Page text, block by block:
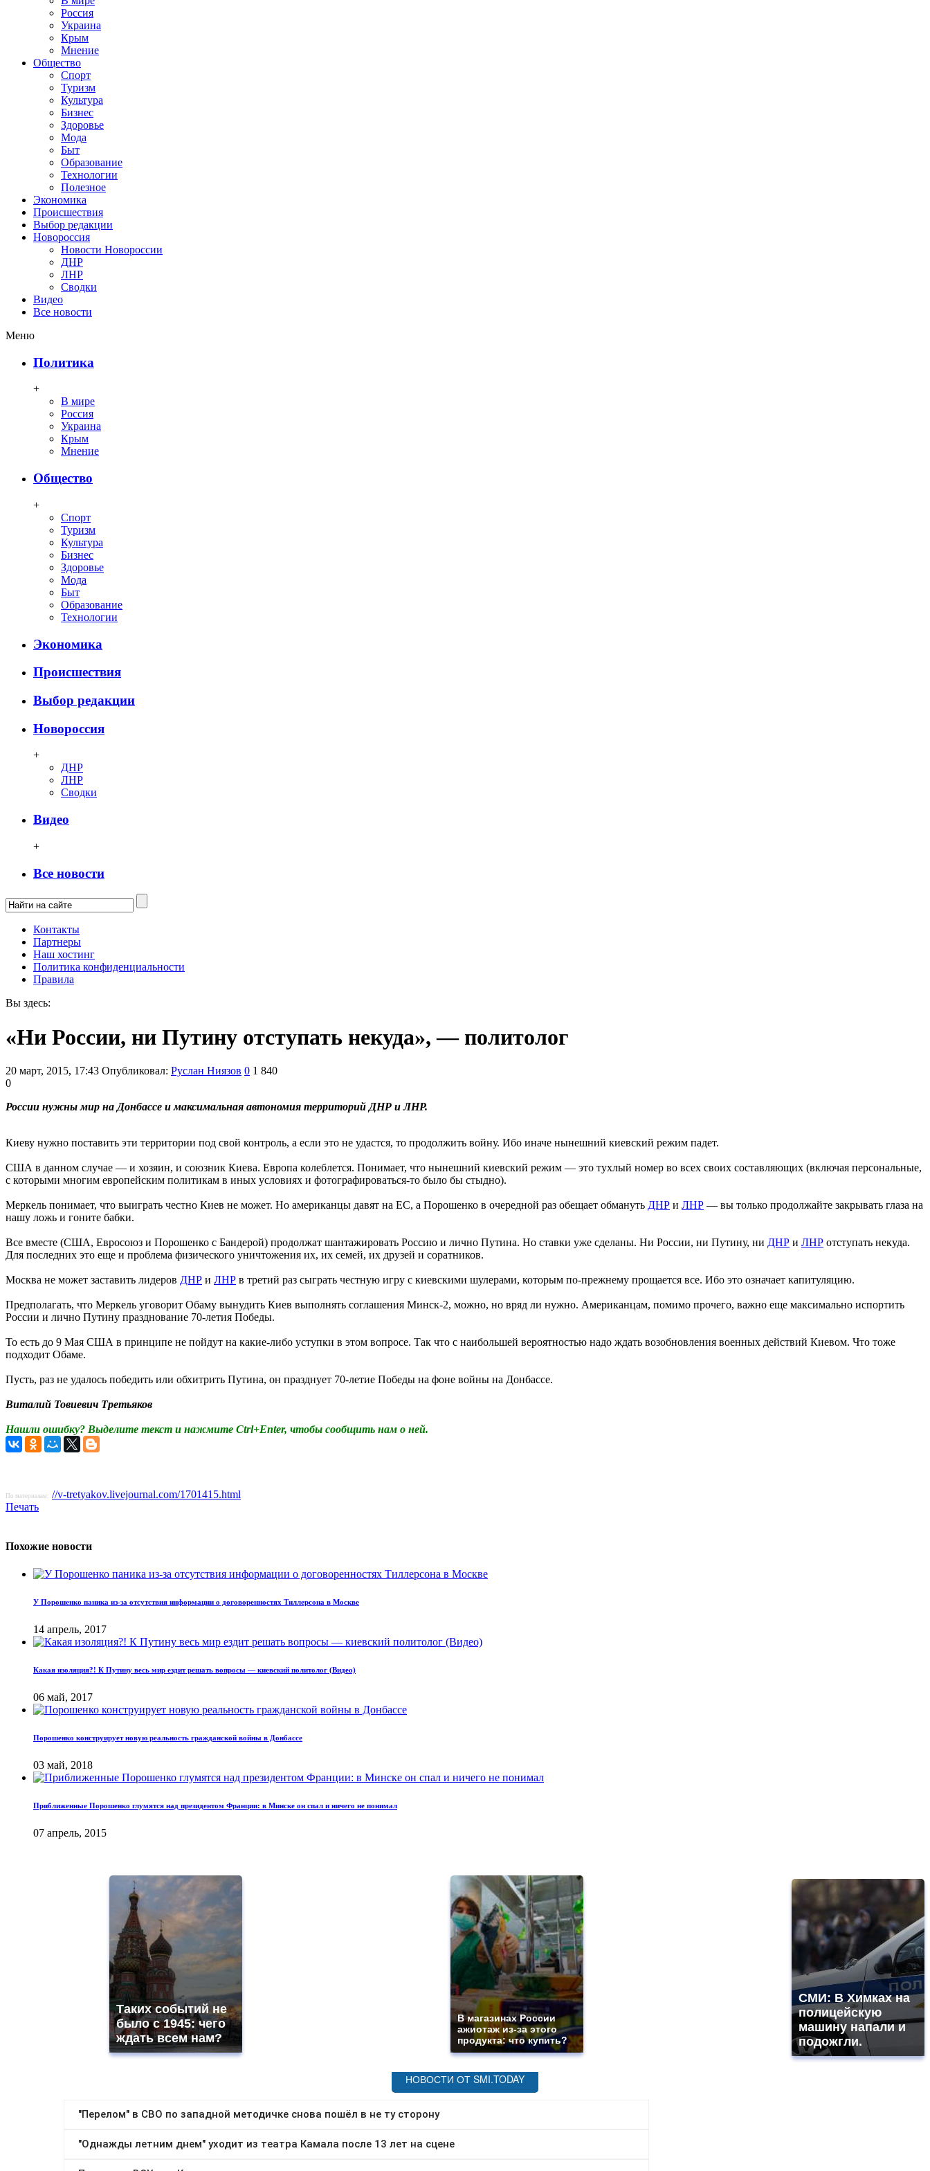
Россия
Украина
Крым
Мнение
Общество
Спорт
Туризм
Культура
Бизнес
Здоровье
Мода
Быт
Образование
Технологии
Полезное
Экономика
Происшествия
Выбор редакции
Новороссия
Новости Новороссии
ДНР
ЛНР
Сводки
Видео
Все новости
Меню
Политика
+
В мире
Россия
Украина
Крым
Мнение
Общество
+
Спорт
Туризм
Культура
Бизнес
Здоровье
Мода
Быт
Образование
Технологии
Экономика
Происшествия
Выбор редакции
Новороссия
+
ДНР
ЛНР
Сводки
Видео
+
Все новости
Контакты
Партнеры
Наш хостинг
Политика конфиденциальности
Правила
Вы здесь:
«Ни России, ни Путину отступать некуда», — политолог
20 март, 2015, 17:43 Опубликовал: Руслан Ниязов 0 1 840
0
России нужны мир на Донбассе и максимальная автономия территорий ДНР и ЛНР.
Киеву нужно поставить эти территории под свой контроль, а если это не удастся, то продолжить войну. Ибо иначе нынешний киевский режим падет.
США в данном случае — и хозяин, и союзник Киева. Европа колеблется. Понимает, что нынешний киевский режим — это тухлый номер во всех своих составляющих (включая персональные,
с которыми многим европейским политикам в иных условиях и фотографироваться-то было бы стыдно).
Меркель понимает, что выиграть честно Киев не может. Но американцы давят на ЕС, а Порошенко в очередной раз обещает обмануть ДНР и ЛНР — вы только продолжайте закрывать глаза на
нашу ложь и гоните бабки.
Все вместе (США, Евросоюз и Порошенко с Бандерой) продолжат шантажировать Россию и лично Путина. Но ставки уже сделаны. Ни России, ни Путину, ни ДНР и ЛНР отступать некуда.
Для последних это еще и проблема физического уничтожения их, их семей, их друзей и соратников.
Москва не может заставить лидеров ДНР и ЛНР в третий раз сыграть честную игру с киевскими шулерами, которым по-прежнему прощается все. Ибо это означает капитуляцию.
Предполагать, что Меркель уговорит Обаму вынудить Киев выполнять соглашения Минск-2, можно, но вряд ли нужно. Американцам, помимо прочего, важно еще максимально испортить
России и лично Путину празднование 70-летия Победы.
То есть до 9 Мая США в принципе не пойдут на какие-либо уступки в этом вопросе. Так что с наибольшей вероятностью надо ждать возобновления военных действий Киевом. Что тоже
подходит Обаме.
Пусть, раз не удалось победить или обхитрить Путина, он празднует 70-летие Победы на фоне войны на Донбассе.
Виталий Товиевич Третьяков
Нашли ошибку? Выделите текст и нажмите Ctrl+Enter, чтобы сообщить нам о ней.
По материалам: //v-tretyakov.livejournal.com/1701415.html
Печать
Похожие новости
У Порошенко паника из-за отсутствия информации о договоренностях Тиллерсона в Москве
14 апрель, 2017
Какая изоляция?! К Путину весь мир ездит решать вопросы — киевский политолог (Видео)
06 май, 2017
Порошенко конструирует новую реальность гражданской войны в Донбассе
03 май, 2018
Приближенные Порошенко глумятся над президентом Франции: в Минске он спал и ничего не понимал
07 апрель, 2015
Таких событий не
было с 1945: чего
ждать всем нам?
В магазинах России
ажиотаж из-за этого
продукта: что купить?
СМИ: В Химках на
полицейскую
машину напали и
подожгли.